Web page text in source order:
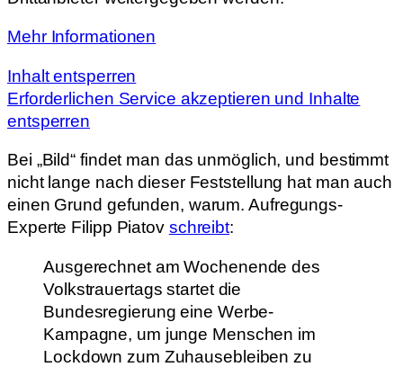
Mehr Informationen
Inhalt entsperren
Erforderlichen Service akzeptieren und Inhalte
entsperren
Bei „Bild“ findet man das unmöglich, und bestimmt
nicht lange nach dieser Feststellung hat man auch
einen Grund gefunden, warum. Aufregungs-
Experte Filipp Piatov schreibt:
Ausgerechnet am Wochenende des
Volkstrauertags startet die
Bundesregierung eine Werbe-
Kampagne, um junge Menschen im
Lockdown zum Zuhausebleiben zu